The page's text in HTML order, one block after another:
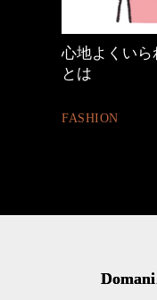
心地よくい
とは
FASHION